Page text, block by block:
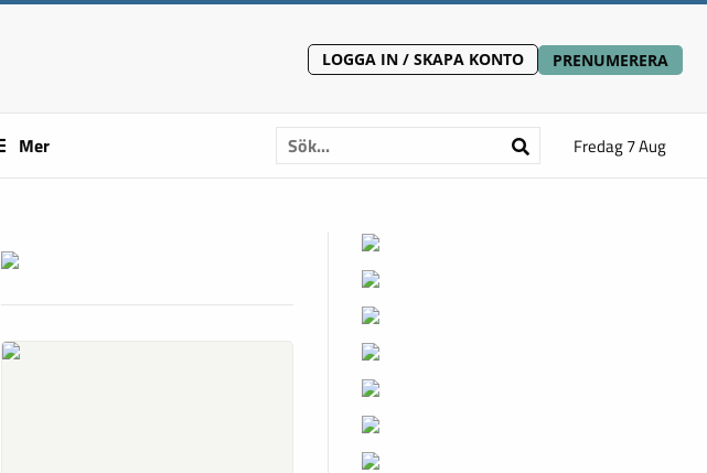
LOGGA IN / SKAPA KONTO PRENUMERERA
Mer Fredag 7 Aug